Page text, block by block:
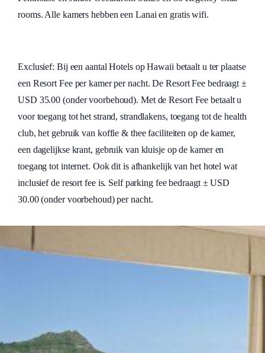
rooms. Alle kamers hebben een Lanai en gratis wifi.
Exclusief: Bij een aantal Hotels op Hawaii betaalt u ter plaatse
een Resort Fee per kamer per nacht. De Resort Fee bedraagt ±
USD 35.00 (onder voorbehoud). Met de Resort Fee betaalt u
voor toegang tot het strand, strandlakens, toegang tot de health
club, het gebruik van koffie & thee faciliteiten op de kamer,
een dagelijkse krant, gebruik van kluisje op de kamer en
toegang tot internet. Ook dit is afhankelijk van het hotel wat
inclusief de resort fee is. Self parking fee bedraagt ± USD
30.00 (onder voorbehoud) per nacht.